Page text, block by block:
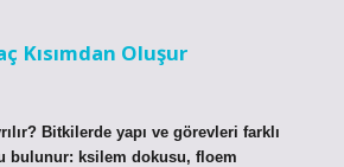
Kısımdan Oluşur
Bitkilerde yapı ve görevleri farklı
bulunur: ksilem dokusu, floem